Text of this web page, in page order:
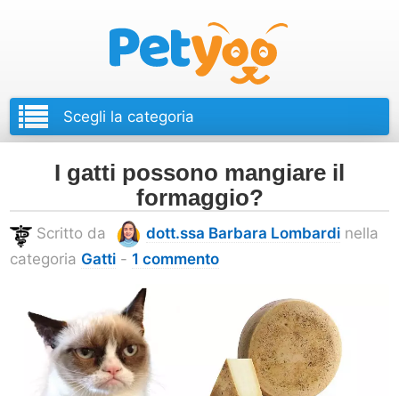
I gatti possono mangiare il
formaggio?
Scritto da dott.ssa Barbara Lombardi nella
categoria Gatti - 1 commento